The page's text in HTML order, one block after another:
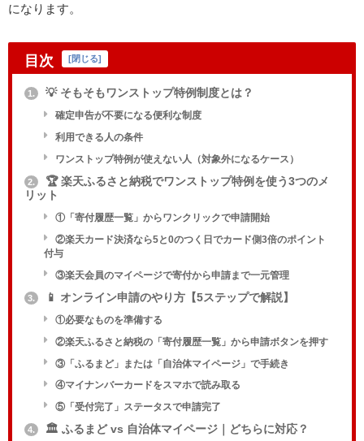
になります。
目次 [閉じる]
1. 💡 そもそもワンストップ特例制度とは？
確定申告が不要になる便利な制度
利用できる人の条件
ワンストップ特例が使えない人（対象外になるケース）
2.
🏆 楽天ふるさと納税でワンストップ特例を使う3つのメ
リット
①「寄付履歴一覧」からワンクリックで申請開始
②楽天カード決済なら5と0のつく日でカード側3倍のポイント
付与
③楽天会員のマイページで寄付から申請まで一元管理
3. 📱 オンライン申請のやり方【5ステップで解説】
①必要なものを準備する
②楽天ふるさと納税の「寄付履歴一覧」から申請ボタンを押す
③「ふるまど」または「自治体マイページ」で手続き
④マイナンバーカードをスマホで読み取る
⑤「受付完了」ステータスで申請完了
4. 🏛️ ふるまど vs 自治体マイページ｜どちらに対応？